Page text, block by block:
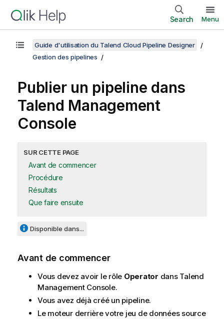
Search Menu
Guide d'utilisation du Talend Cloud Pipeline Designer
Gestion des pipelines
Publier un pipeline dans
Talend Management
Console
SUR CETTE PAGE
Avant de commencer
Procédure
Résultats
Que faire ensuite
Disponible dans...
Avant de commencer
Vous devez avoir le rôle Operator dans Talend
Management Console.
Vous avez déjà créé un pipeline.
Le moteur derrière votre jeu de données source